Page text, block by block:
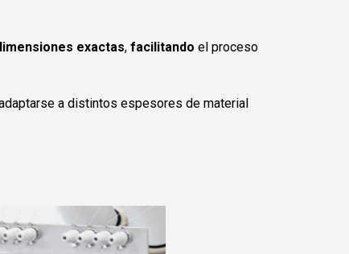
exactas, facilitando el proceso
a distintos espesores de material